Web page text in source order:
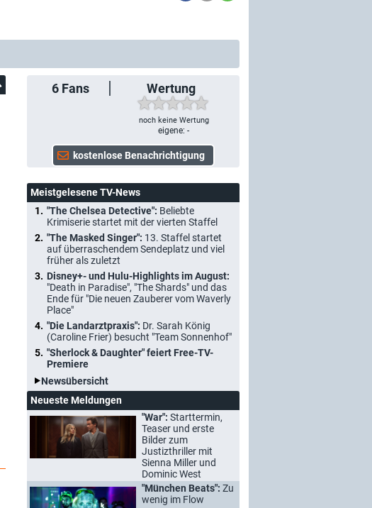
6 Fans Wertung
noch keine Wertung
eigene: -
Meistgelesene TV-News
"The Chelsea Detective": Beliebte
Krimiserie startet mit der vierten Staffel
"The Masked Singer": 13. Staffel startet
auf überraschendem Sendeplatz und viel
früher als zuletzt
Disney+- und Hulu-Highlights im August:
"Death in Paradise", "The Shards" und das
Ende für "Die neuen Zauberer vom Waverly
Place"
"Die Landarztpraxis": Dr. Sarah König
(Caroline Frier) besucht "Team Sonnenhof"
"Sherlock & Daughter" feiert Free-TV-
Premiere
Newsübersicht
Neueste Meldungen
"War": Starttermin,
Teaser und erste
Bilder zum
Justizthriller mit
Sienna Miller und
Dominic West
"München Beats": Zu
wenig im Flow